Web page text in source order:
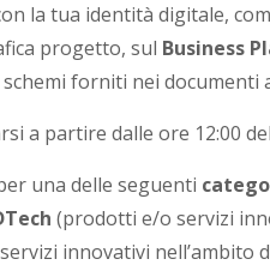
la tua identità digitale,
progetto, sul Business
forniti nei documenti
a partire dalle ore 12:00 del
una delle seguenti
(prodotti e/o servizi
innovativi nell’ambito